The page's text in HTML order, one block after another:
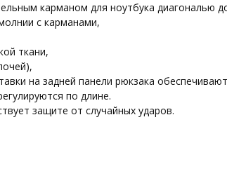
карманом для ноутбука диагональю
с карманами,
ткани,
на задней панели рюкзака
по длине.
защите от случайных ударов.